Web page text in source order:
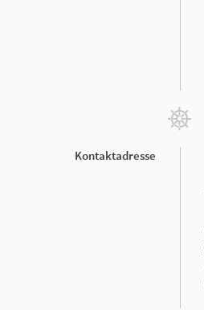
Kontaktadresse